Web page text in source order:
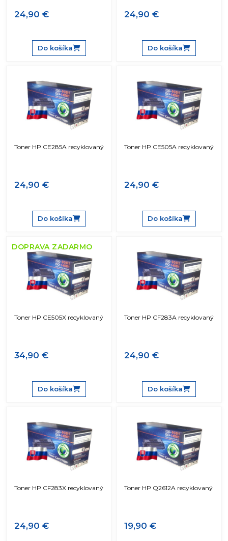
24,90 €
Do košíka
24,90 €
Do košíka
Toner HP CE285A recyklovaný
24,90 €
Do košíka
Toner HP CE505A recyklovaný
24,90 €
Do košíka
DOPRAVA ZADARMO
Toner HP CE505X recyklovaný
34,90 €
Do košíka
Toner HP CF283A recyklovaný
24,90 €
Do košíka
Toner HP CF283X recyklovaný
24,90 €
Toner HP Q2612A recyklovaný
19,90 €